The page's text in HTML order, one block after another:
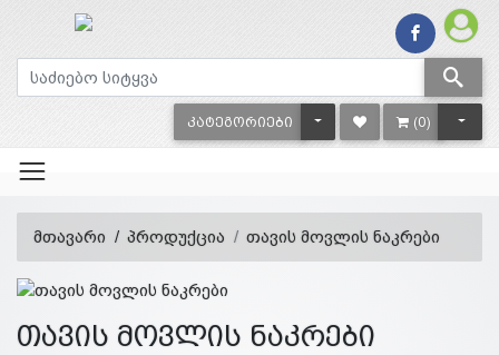
ᲙᲐᲢᲔᲒᲝᲠᲘᲔᲑᲘ TOGGLE DROPDOWN
(0)
მთავარი პროდუქცია თავის მოვლის ნაკრები
თავის მოვლის ნაკრები